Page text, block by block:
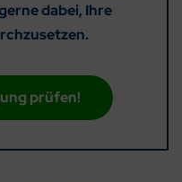
dabei, Ihre
prüfen!